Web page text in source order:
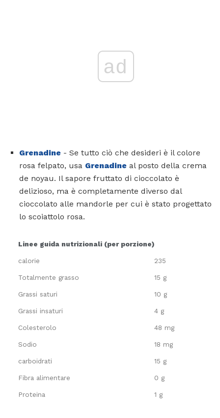
ad
Grenadine - Se tutto ciò che desideri è il colore
rosa felpato, usa Grenadine al posto della crema
de noyau. Il sapore fruttato di cioccolato è
delizioso, ma è completamente diverso dal
cioccolato alle mandorle per cui è stato progettato
lo scoiattolo rosa.
Linee guida nutrizionali (per porzione)
calorie 235
Totalmente grasso 15 g
Grassi saturi 10 g
Grassi insaturi 4 g
Colesterolo 48 mg
Sodio 18 mg
carboidrati 15 g
Fibra alimentare 0 g
Proteina 1 g